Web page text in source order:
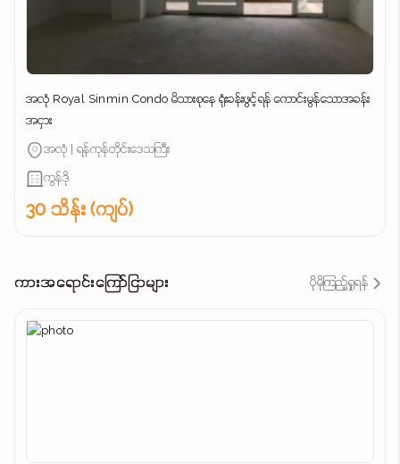
အလုံ Royal Sinmin Condo မိသားစုနေ ရုံးခန်းဖွင့်ရန် ကောင်းမွန်သောအခန်း
အငှား
အလုံ | ရန်ကုန်တိုင်းဒေသကြီး
ကွန်ဒို
30 သိန်း (ကျပ်)
ကားအရောင်းကြော်ငြာများ ပိုမိုကြည့်ရှုရန်